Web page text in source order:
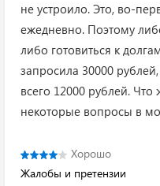
не устроило. Это, во-
ежедневно. Поэтому
либо готовиться к
запросила 30000
всего 12000 рублей. Что
некоторые вопросы в
Хорошо
Жалобы и претензии